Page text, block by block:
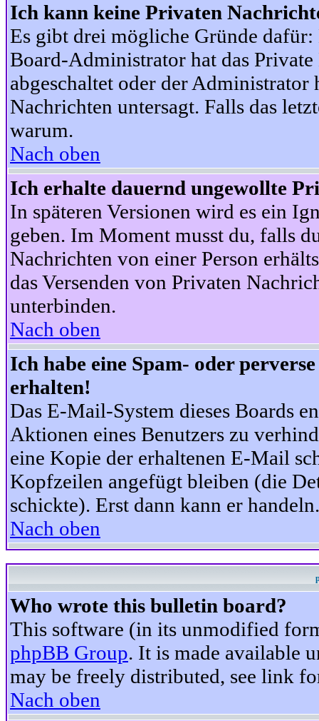
Ich kann keine Privaten
Es gibt drei mögliche Gründe
Board-Administrator hat das
abgeschaltet oder der
Nachrichten untersagt. Falls das
warum.
Nach oben
Ich erhalte dauernd ungewollte
In späteren Versionen wird es ein
geben. Im Moment musst du, falls
Nachrichten von einer Person
das Versenden von Privaten
unterbinden.
Nach oben
Ich habe eine Spam- oder
erhalten!
Das E-Mail-System dieses Boards
Aktionen eines Benutzers zu
eine Kopie der erhaltenen E-Mail
Kopfzeilen angefügt bleiben (die
schickte). Erst dann kann er handeln.
Nach oben
Who wrote this bulletin board?
This software (in its unmodified
phpBB Group. It is made available
may be freely distributed, see link
Nach oben